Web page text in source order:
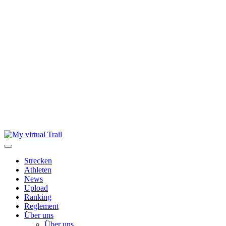
Skip
to
Strecken
Athleten
News
Upload
Ranking
Reglement
Über uns
Über uns